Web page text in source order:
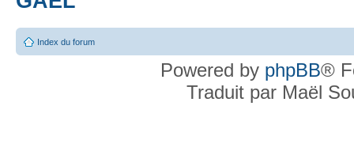
Index du forum
Powered by phpBB®
Traduit par Maël